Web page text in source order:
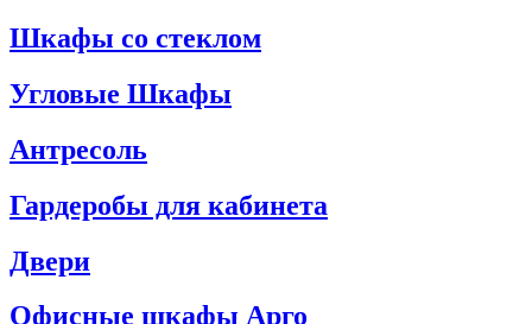
Шкафы со стеклом
Угловые Шкафы
Антресоль
Гардеробы для кабинета
Двери
Офисные шкафы Арго